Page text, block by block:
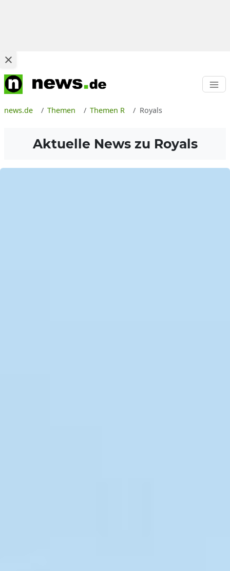
news.de Themen Themen R Royals
Aktuelle News zu Royals